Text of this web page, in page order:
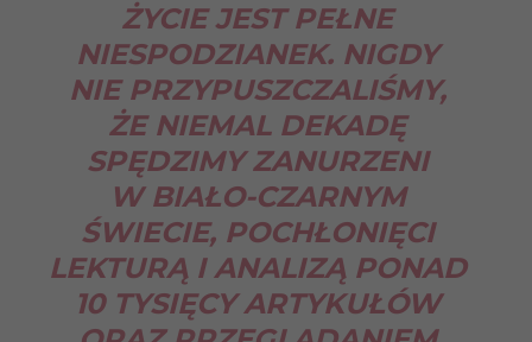
ŻYCIE JEST PEŁNE
NIESPODZIANEK. NIGDY
NIE PRZYPUSZCZALIŚMY,
ŻE NIEMAL DEKADĘ
SPĘDZIMY ZANURZENI
W BIAŁO-CZARNYM
ŚWIECIE, POCHŁONIĘCI
LEKTURĄ I ANALIZĄ PONAD
10 TYSIĘCY ARTYKUŁÓW